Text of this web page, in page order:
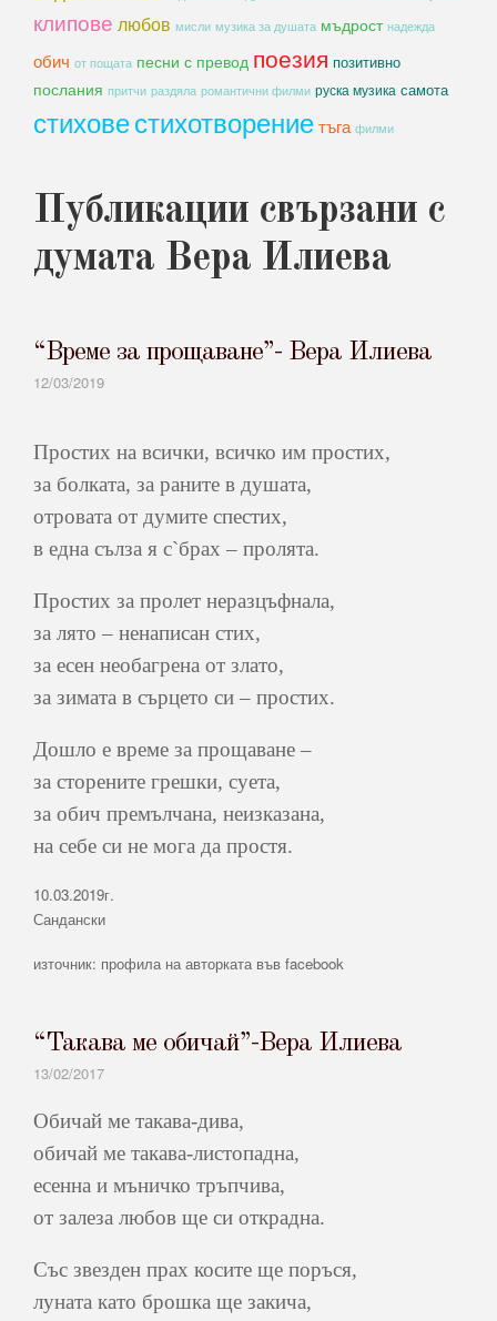
клипове любов мисли музика за душата мъдрост надежда
обич от пощата песни с превод поезия позитивно
послания притчи раздяла романтични филми руска музика самота
стиховестихотворениетъга филми
Публикации свързани с
думата Вера Илиева
“Време за прощаване”- Вера Илиева
12/03/2019
Простих на всички, всичко им простих,
за болката, за раните в душата,
отровата от думите спестих,
в една сълза я с`брах – пролята.
Простих за пролет неразцъфнала,
за лято – ненаписан стих,
за есен необагрена от злато,
за зимата в сърцето си – простих.
Дошло е време за прощаване –
за сторените грешки, суета,
за обич премълчана, неизказана,
на себе си не мога да простя.
10.03.2019г.
Сандански
източник: профила на авторката във facebook
“Такава ме обичай”-Вера Илиева
13/02/2017
Обичай ме такава-дива,
обичай ме такава-листопадна,
есенна и мъничко тръпчива,
от залеза любов ще си открадна.
Със звезден прах косите ще поръся,
луната като брошка ще закича,